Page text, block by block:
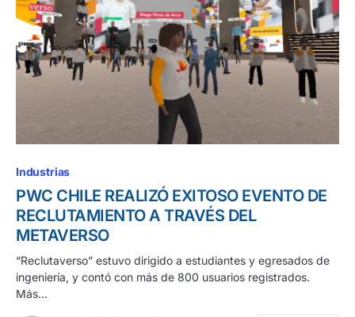
Industrias
PWC CHILE REALIZÓ EXITOSO EVENTO DE
RECLUTAMIENTO A TRAVÉS DEL
METAVERSO
“Reclutaverso” estuvo dirigido a estudiantes y egresados de
ingeniería, y contó con más de 800 usuarios registrados.
Más…